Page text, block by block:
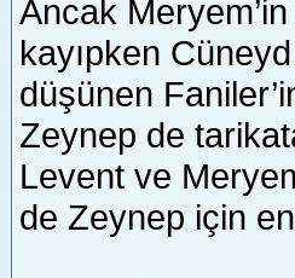
Ancak
kayıpken
düşünen
Zeynep de
Levent ve
de Zeynep için